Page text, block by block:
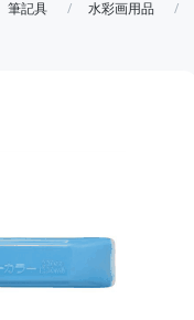
筆記具 水彩画用品